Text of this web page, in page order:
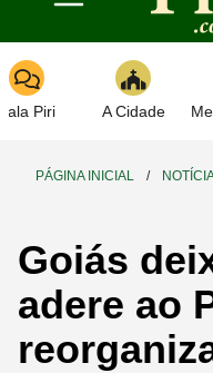
Toggle navigation
Piri A Cidade
PÁGINA INICIAL /
Goiás
adere ao